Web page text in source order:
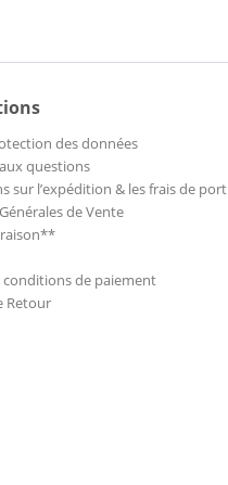
des données
questions
sur l’expédition & les frais de port
de Vente
conditions de paiement
Retour